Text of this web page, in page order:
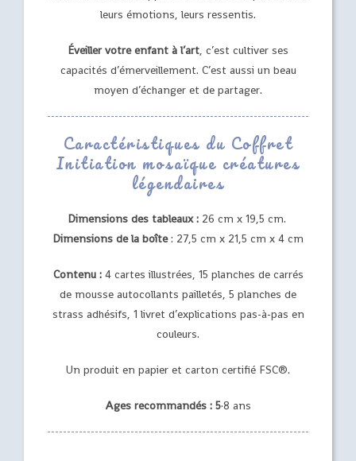
leurs émotions, leurs ressentis.
Éveiller votre enfant à l’art, c’est cultiver ses
capacités d’émerveillement. C’est aussi un beau
moyen d’échanger et de partager.
Caractéristiques du Coffret
Initiation mosaïque créatures
légendaires
Dimensions des tableaux : 26 cm x 19,5 cm.
Dimensions de la boîte: 27,5 cm x 21,5 cm x 4 cm
Contenu :4 cartes illustrées, 15 planches de carrés
de mousse autocollants pailletés, 5 planches de
strass adhésifs, 1 livret d’explications pas-à-pas en
couleurs.
Un produit en papier et carton certifié FSC®.
Ages recommandés : 5·8 ans